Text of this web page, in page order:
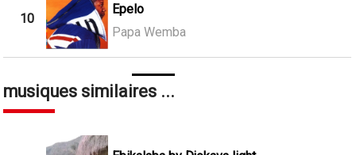
10
Epelo
Papa Wemba
musiques similaires ...